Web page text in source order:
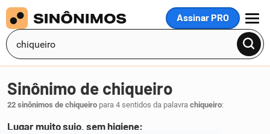
Assinar PRO
MENU
Sinônimo de chiqueiro
22 sinônimos de chiqueiro para 4 sentidos da palavra chiqueiro:
Lugar muito sujo, sem higiene: